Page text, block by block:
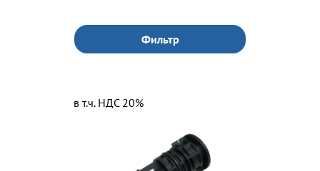
Фильтр
в т.ч. НДС 20%